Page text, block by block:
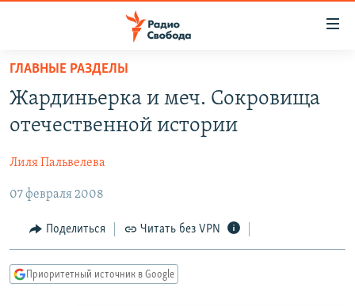
упрощенного
доступа
основному
Вернутся
главной
навигации
Вернутся
ПОДКАСТЫ
ЦИТАТЫ СВОБОДЫ
МНЕНИЯ
КУЛЬТУРА
IDEL.РЕАЛИИ
КАВКАЗ.РЕАЛИИ
ГЛАВНЫЕ РАЗДЕЛЫ
Жардиньерка и меч. Сокровища
отечественной истории
Лиля Пальвелева
07 февраля 2008
Поделиться Читать без VPN
Приоритетный источник в Google